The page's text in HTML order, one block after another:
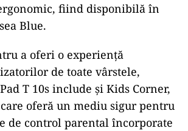
fiind disponibilă în
Blue.
a oferi o experiență
de toate vârstele,
T 10s include și Kids Corner,
oferă un mediu sigur pentru
de control parental încorporate